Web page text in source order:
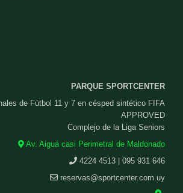
PARQUE SPORTCENTER
de Fútbol 11 y 7 en césped sintético FIFA
APPROVED
Complejo de la Liga Seniors
Av. Aiguá casi Perimetral de Maldonado
4224 4513 | 095 931 646
reservas@sportcenter.com.uy